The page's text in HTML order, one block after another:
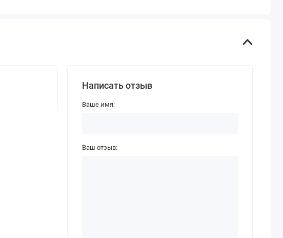
Написать отзыв
Ваше имя:
Ваш отзыв: